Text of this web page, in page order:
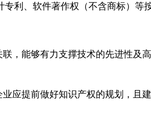
利、软件著作权（不含商标）等
，能够有力支撑技术的先进性及
应提前做好知识产权的规划，且